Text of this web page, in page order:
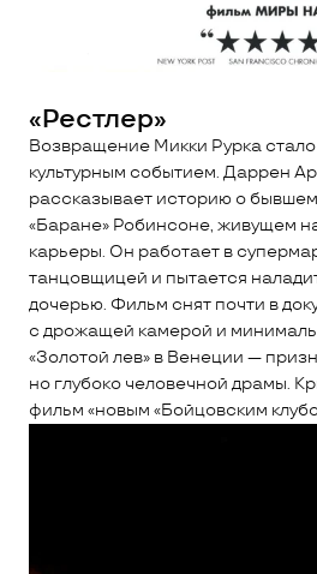
«Рестлер»
Возвращение Микки Рурка
культурным событием. Даррен
рассказывает историю о
«Баране» Робинсоне, живущем
карьеры. Он работает в
танцовщицей и пытается
дочерью. Фильм снят почти в
с дрожащей камерой и
«Золотой лев» в Венеции —
но глубоко человечной драмы.
фильм «новым «Бойцовским